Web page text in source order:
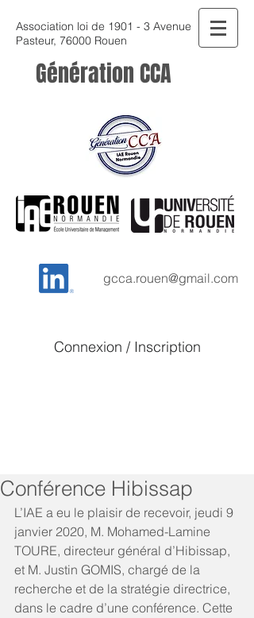
Association loi de 1901 - 3 Avenue
Pasteur, 76000 Rouen
Génération CCA
gcca.rouen@gmail.com
Connexion / Inscription
Conférence Hibissap
L’IAE a eu le plaisir de recevoir, jeudi 9
janvier 2020, M. Mohamed-Lamine
TOURE, directeur général d’Hibissap,
et M. Justin GOMIS, chargé de la
recherche et de la stratégie directrice,
dans le cadre d’une conférence. Cette